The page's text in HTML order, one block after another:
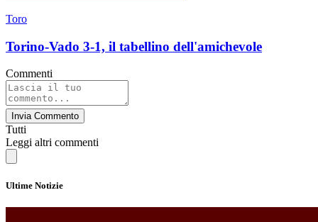
Toro
Torino-Vado 3-1, il tabellino dell'amichevole
Commenti
Invia Commento
Tutti
Leggi altri commenti
Ultime Notizie